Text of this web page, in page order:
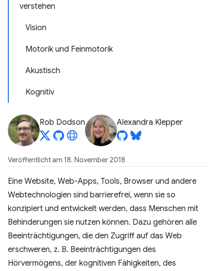
verstehen
Vision
Motorik und Feinmotorik
Akustisch
Kognitiv
Rob Dodson Alexandra Klepper
Veröffentlicht am 18. November 2018
Eine Website, Web-Apps, Tools, Browser und andere
Webtechnologien sind barrierefrei, wenn sie so
konzipiert und entwickelt werden, dass Menschen mit
Behinderungen sie nutzen können. Dazu gehören alle
Beeinträchtigungen, die den Zugriff auf das Web
erschweren, z. B. Beeinträchtigungen des
Hörvermögens, der kognitiven Fähigkeiten, des